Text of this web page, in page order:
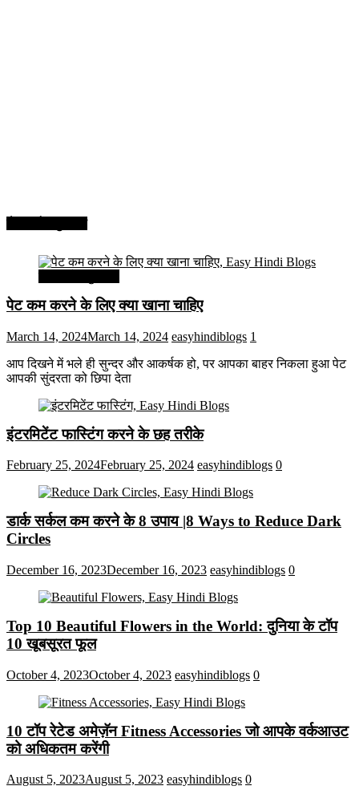
पेट कम करने के लिए क्या खाना चाहिए
March 14, 2024March 14, 2024 easyhindiblogs 1
आप दिखने में भले ही सुन्दर और आकर्षक हो, पर आपका बाहर निकला हुआ पेट
आपकी सुंदरता को छिपा देता
इंटरमिटेंट फास्टिंग करने के छह तरीके
February 25, 2024February 25, 2024 easyhindiblogs 0
डार्क सर्कल कम करने के 8 उपाय |8 Ways to Reduce Dark
Circles
December 16, 2023December 16, 2023 easyhindiblogs 0
Top 10 Beautiful Flowers in the World: दुनिया के टॉप
10 खूबसूरत फूल
October 4, 2023October 4, 2023 easyhindiblogs 0
10 टॉप रेटेड अमेज़ॅन Fitness Accessories जो आपके वर्कआउट
को अधिकतम करेंगी
August 5, 2023August 5, 2023 easyhindiblogs 0